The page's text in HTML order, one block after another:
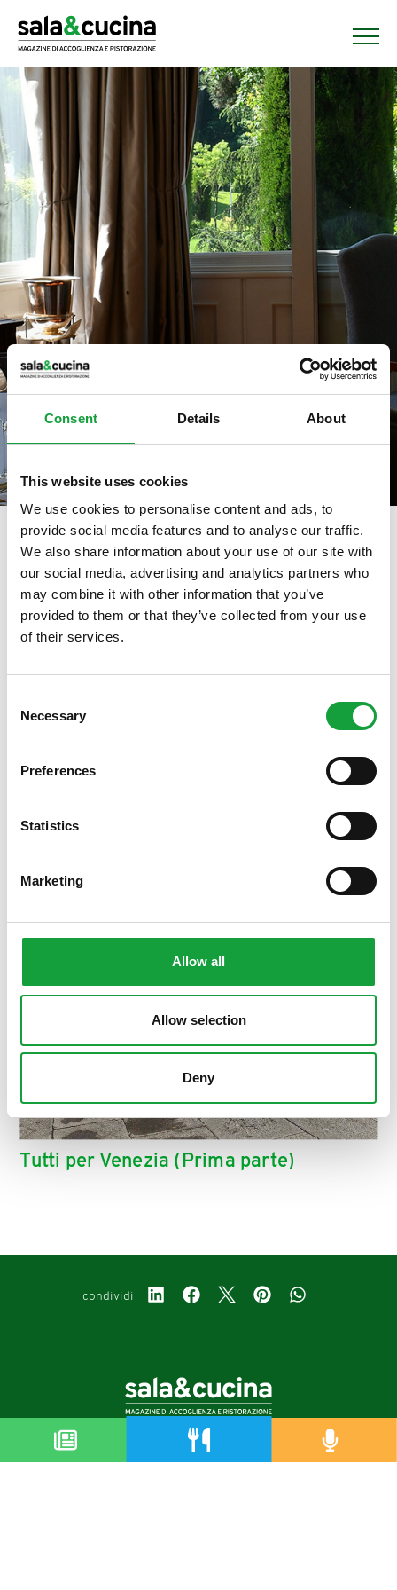
Consent Details About
This website uses cookies
We use cookies to personalise content and ads, to
provide social media features and to analyse our traffic.
We also share information about your use of our site with
our social media, advertising and analytics partners who
may combine it with other information that you’ve
provided to them or that they’ve collected from your use
of their services.
Selection
Necessary
Preferences
Statistics
Marketing
Allow all
Allow selection
Deny
tag directory > giovanni alajmo
Giovanni Alajmo
Tutti per Venezia (Prima parte)
condividi
Copyright © 2019-2026
Autorizzazione del Tribunale di Bologna Nr.8143 del 21/12/2010
ISCRIVITI ALLA NEWSLETTER
Resta aggiornato su tutte le ultime novita nel campo